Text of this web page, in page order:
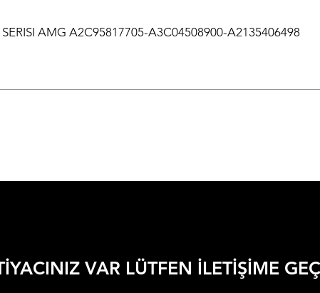
AMG A2C95817705-A3C04508900-A2135406498
VAR LÜTFEN İLETİŞİME